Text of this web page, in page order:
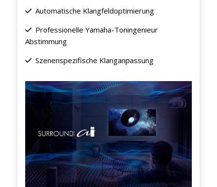
Automatische Klangfeldoptimierung
Professionelle Yamaha-Toningenieur
Abstimmung
Szenenspezifische Klanganpassung